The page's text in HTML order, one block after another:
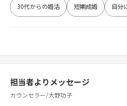
30代からの婚活 短期成婚 自分
担当者よりメッセージ
カウンセラー/大野功子